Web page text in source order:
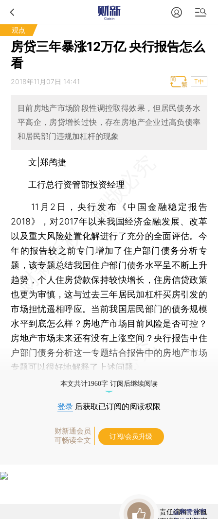
观点
房贷三年暴涨12万亿 央行报告怎么
看
2018年11月07日 14:41 T中
目前房地产市场阶段性调控取得效果，但居民债务水
平高企，房贷增长过快，存在房地产企业过高负债率
和居民部门违规加杠杆的现象
文|郑鸬捷
工行总行资管部投资经理
11月2日，央行发布《中国金融稳定报告
2018》，对2017年以来我国经济金融发展、改革
以及重大风险处置化解进行了充分的全面评估。今
年的报告较之前专门增加了住户部门债务分析专
题，该专题总结我国住户部门债务水平呈不断上升
趋势，个人住房贷款保持较快增长，住房信贷政策
也更为审慎，这与过去三年居民加杠杆买房引发的
市场担忧遥相呼应。当前我国居民部门的债务规模
水平到底怎么样？房地产市场目前风险是否可控？
房地产市场未来还有没有上涨空间？央行报告中住
户部门债务分析这一专题结合报告中的房地产市场
专题可以很好地解释了上述问题。
本文共计1960字 订阅后继续阅读
登录 后获取已订阅的阅读权限
财新通会员
可畅读全文
订阅/会员升级
责任编辑：张帆
首席赞赏官